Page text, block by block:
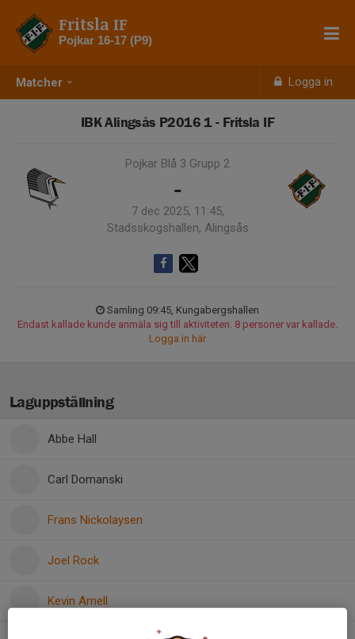
Matcher Logga in
Fritsla IF
Pojkar 16-17 (P9)
IBK Alingsås P2016 1 - Fritsla IF
Pojkar Blå 3 Grupp 2
-
7 dec 2025, 11:45,
Stadsskogshallen, Alingsås
Samling 09:45, Kungabergshallen
Endast kallade kunde anmäla sig till aktiviteten. 8 personer var kallade.
Logga in här
Laguppställning
Abbe Hall
Carl Domanski
Frans Nickolaysen
Joel Rock
Kevin Arnell